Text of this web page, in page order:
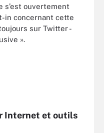
s’est ouvertement
in concernant cette
sur Twitter -
».
Internet et outils